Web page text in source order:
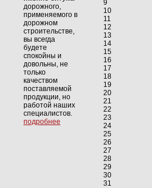
дорожного,
применяемого в
дорожном
строительстве,
вы всегда
будете
спокойны и
довольны, не
только
качеством
поставляемой
продукции, но
работой наших
специалистов.
подробнее
9
10
11
12
13
14
15
16
17
18
19
20
21
22
23
24
25
26
27
28
29
30
31